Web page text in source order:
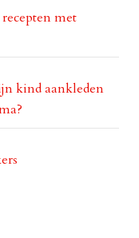
met
kind aankleden